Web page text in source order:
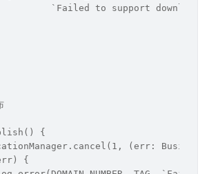
`Failed to support download
{
(err:
{